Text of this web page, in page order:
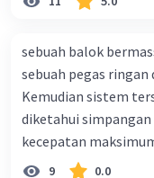
sebuah balok
sebuah pegas
Kemudian sistem
diketahui simpangan
kecepatan
9 0.0